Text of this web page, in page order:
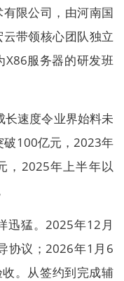
限公司，由河南国
带领核心团队独立
X86服务器的研发班
长速度令业界始料未
破100亿元，2023年
，2025年上半年以
迅猛。2025年12月
协议；2026年1月6
。从签约到完成辅